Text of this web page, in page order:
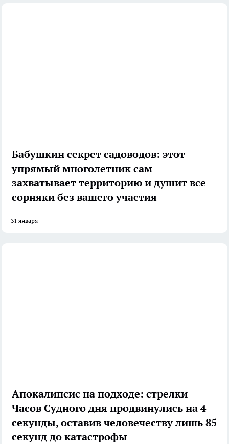
Бабушкин секрет садоводов: этот
упрямый многолетник сам
захватывает территорию и душит все
сорняки без вашего участия
31 января
Апокалипсис на подходе: стрелки
Часов Судного дня продвинулись на 4
секунды, оставив человечеству лишь 85
секунд до катастрофы